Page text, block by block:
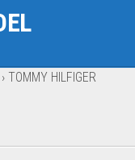
› TOMMY HILFIGER